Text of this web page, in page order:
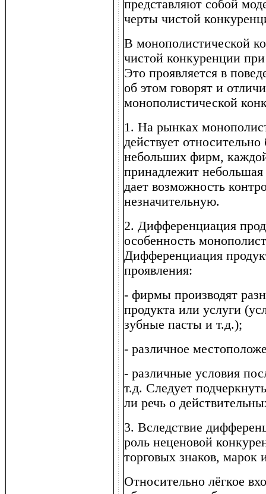
представляют собой
черты чистой
В монополистической
чистой конкуренции
Это проявляется в
об этом говорят и
монополистической
1. На рынках
действует
небольших фирм,
принадлежит
дает возможность
незначительную.
2. Дифференциация
особенность
Дифференциация
проявления:
- фирмы производят
продукта или услуги
зубные пасты и т.д.);
- различное
- различные условия
т.д. Следует
ли речь о
3. Вследствие
роль неценовой
торговых знаков, марок
Относительно лёгкое